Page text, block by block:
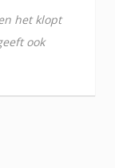
het klopt
ook